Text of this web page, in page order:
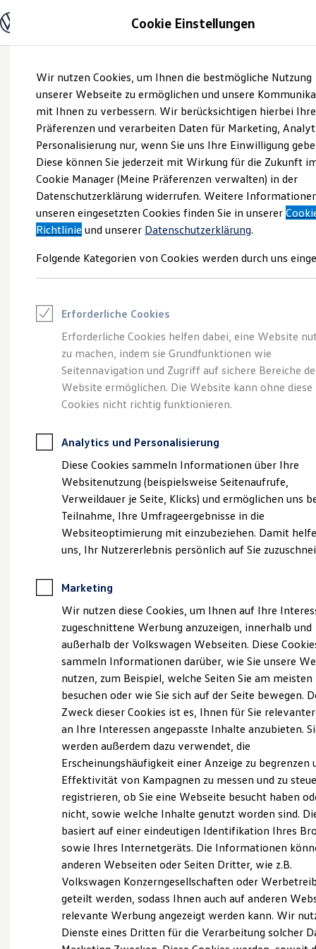
Hauptinhalt
springen
Footer
springen
Modelle und Konfigurator
Modelle vergleichen
Elektroautos
ENERGY Sondermodelle
Nutzfahrzeuge
SUV und CUV
Familienautos
Kombis
Kompaktwagen
Sportwagen
Schnell verfügbare Fahrzeuge
Angebote und Produkte
Aktuelle Angebote
E-Auto-Förderung
Volkswagen Marktplatz
Junge Gebrauchtwagen und Gebrauchtwagen
Saisonangebote
Leasing
Leasing-Angebote
Gebrauchtwagen Leasing
Junge Gebrauchtwagen-Leasing
Elektroauto Leasing
Kleinwagen-Leasing
Leasing ohne Anzahlung
Autokredit mit Schlussrate
Versicherungen und Garantien
Kfz-Versicherung
Restschuldversicherungen
Garantien
Wartungsverträge
Geschäftskunden
Professional Class bei Volkswagen
Großkunden
Behörden
Anpfiff zum Gewinn
Elektroautos
ID. Tutorials
Elektrofahrzeugkonzepte
Reichweite
Reichweite der ID. Modelle
Reichweite im Winter
Laden
Laden unterwegs
Laden Zuhause
Ladezeitensimulator
Batterie
Sicherheit
Garantie und Lebensdauer
Nachhaltigkeit
Technologie
Kosten und Kauf
Verbrauchskosten
Kaufoptionen
E-Auto-Förderung
Software und Konnektivität
Die ID. Software 6
ID. Software Versionen und Updates
Digitale Extras
Schnittstellen zu Ihrem ID.
Gepflegt, geprüft und
für gut befunden.
Volkswagen
Zertifizierte
Gebrauchtwagen.
( Impressum & Rechtliches)
Ganz selbstverständlich.Das
Gebrauchtwagen-
Leistungsversprechen.
Rundum sicher: der 360°Gebrauchtwagen-
Bevor ein VolkswagenZertifizierter
Gebrauchtwagenan unsere Kunden
übergeben wird, prüfen wir den Zustand
Cookie Einstellungen
Wir nutzen Cookies, um Ihnen die bestmögliche Nutzung
unserer Webseite zu ermöglichen und unsere
mit Ihnen zu verbessern. Wir berücksichtigen hierbei Ihre
Präferenzen und verarbeiten Daten für Marketing,
Personalisierung nur, wenn Sie uns Ihre Einwilligung
Diese können Sie jederzeit mit Wirkung für die Zukunft
Cookie Manager (Meine Präferenzen verwalten) in der
Datenschutzerklärung widerrufen. Weitere
unseren eingesetzten Cookies finden Sie in unserer
Richtlinie und unserer Datenschutzerklärung.
Folgende Kategorien von Cookies werden durch uns
Erforderliche Cookies
Erforderliche Cookies helfen dabei, eine Website
zu machen, indem sie Grundfunktionen wie
Seitennavigation und Zugriff auf sichere Bereiche
Website ermöglichen. Die Website kann ohne diese
Cookies nicht richtig funktionieren.
Analytics und Personalisierung
Diese Cookies sammeln Informationen über Ihre
Websitenutzung (beispielsweise Seitenaufrufe,
Verweildauer je Seite, Klicks) und ermöglichen uns
Teilnahme, Ihre Umfrageergebnisse in die
Websiteoptimierung mit einzubeziehen. Damit
uns, Ihr Nutzererlebnis persönlich auf Sie
Marketing
Wir nutzen diese Cookies, um Ihnen auf Ihre
zugeschnittene Werbung anzuzeigen, innerhalb und
außerhalb der Volkswagen Webseiten. Diese
sammeln Informationen darüber, wie Sie unsere
nutzen, zum Beispiel, welche Seiten Sie am meisten
besuchen oder wie Sie sich auf der Seite bewegen.
Zweck dieser Cookies ist es, Ihnen für Sie
an Ihre Interessen angepasste Inhalte anzubieten.
werden außerdem dazu verwendet, die
Erscheinungshäufigkeit einer Anzeige zu begrenzen
Effektivität von Kampagnen zu messen und zu
registrieren, ob Sie eine Webseite besucht haben
nicht, sowie welche Inhalte genutzt worden sind.
basiert auf einer eindeutigen Identifikation Ihres
sowie Ihres Internetgeräts. Die Informationen
anderen Webseiten oder Seiten Dritter, wie z.B.
Volkswagen Konzerngesellschaften oder
geteilt werden, sodass Ihnen auch auf anderen
relevante Werbung angezeigt werden kann. Wir
Dienste eines Dritten für die Verarbeitung solcher